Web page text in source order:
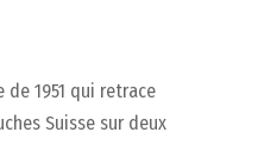
de 1951 qui retrace
Suisse sur deux